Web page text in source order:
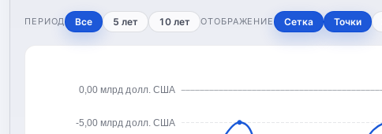
ПЕРИОД Все 5 лет 10 лет ОТОБРАЖЕНИЕ Сетка Точки
-5,00 млрд долл. США
0,00 млрд долл. США